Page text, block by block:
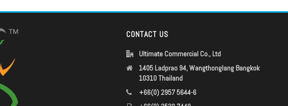
CONTACT US
Ultimate Commercial Co., Ltd
1405 Ladprao 94, Wangthonglang Bangkok
10310 Thailand
+66(0) 2957 5644-6